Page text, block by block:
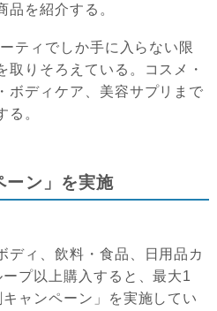
品を紹介する。
ティでしか手に入らない限
取りそろえている。コスメ・
ボディケア、美容サプリまで
る。
ーン」を実施
ディ、飲料・食品、日用品カ
プ以上購入すると、最大1
ャンペーン」を実施してい